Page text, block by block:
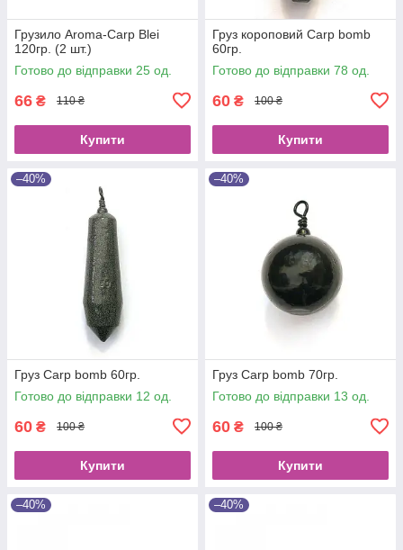
Грузило Aroma-Carp Blei
120гр. (2 шт.)
Готово до відправки 25 од.
66 ₴ 110 ₴
Купити
Груз короповий Carp bomb
60гр.
Готово до відправки 78 од.
60 ₴ 100 ₴
Купити
–40%
Груз Carp bomb 60гр.
Готово до відправки 12 од.
60 ₴ 100 ₴
Купити
–40%
Груз Carp bomb 70гр.
Готово до відправки 13 од.
60 ₴ 100 ₴
Купити
–40% –40%